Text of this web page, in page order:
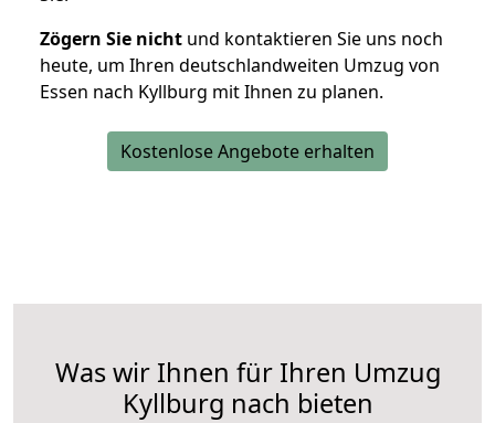
Zögern Sie nicht und kontaktieren Sie uns noch
heute, um Ihren deutschlandweiten Umzug von
Essen nach Kyllburg mit Ihnen zu planen.
Kostenlose Angebote erhalten
Was wir Ihnen für Ihren Umzug
Kyllburg nach bieten